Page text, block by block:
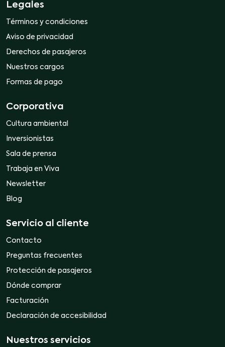
Legales
Términos y condiciones
Aviso de privacidad
Derechos de pasajeros
Nuestros cargos
Formas de pago
Corporativa
Cultura ambiental
Inversionistas
Sala de prensa
Trabaja en Viva
Newsletter
Blog
Servicio al cliente
Contacto
Preguntas frecuentes
Protección de pasajeros
Dónde comprar
Facturación
Declaración de accesibilidad
Nuestros servicios